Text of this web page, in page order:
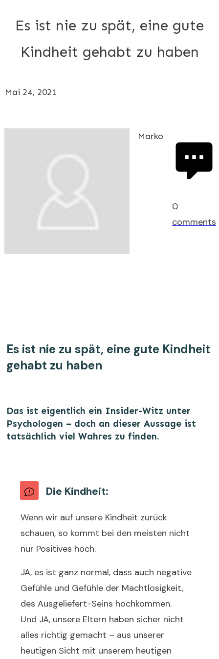
Es ist nie zu spät, eine gute
Kindheit gehabt zu haben
Mai 24, 2021
Marko
0
comments
Es ist nie zu spät, eine gute Kindheit
gehabt zu haben
Das ist eigentlich ein Insider-Witz unter
Psychologen – doch an dieser Aussage ist
tatsächlich viel Wahres zu finden.
Die Kindheit:
Wenn wir auf unsere Kindheit zurück
schauen, so kommt bei den meisten nicht
nur Positives hoch.
JA, es ist ganz normal, dass auch negative
Gefühle und Gefühle der Machtlosigkeit,
des Ausgeliefert-Seins hochkommen.
Und JA, unsere Eltern haben sicher nicht
alles richtig gemacht – aus unserer
heutigen Sicht mit unserem heutigen